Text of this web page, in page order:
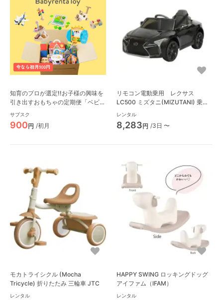
知育のプロが選定!!お子様の興味を
引き出すおもちゃの定期便「ベビレ
ンタ・トイ」
サブスク
900円 /初月
リモコン電動乗用 レクサス
LC500 ミズタニ(MIZUTANI) 乗用
玩具・バルーン遊具
レンタル
8,283円 /3日 〜
モカトライシクル (Mocha
Tricycle) 折りたたみ 三輪車 JTC
レンタル
HAPPY SWING ロッキングドッグ
アイファム（IFAM）
レンタル